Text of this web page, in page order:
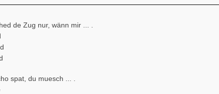
de Zug nur, wänn mir ... .
spat, du muesch ... .